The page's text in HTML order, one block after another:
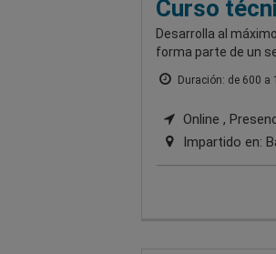
Curso
Desarrolla al
forma parte de un
Duración: de 600
Online ,
Impartido en: